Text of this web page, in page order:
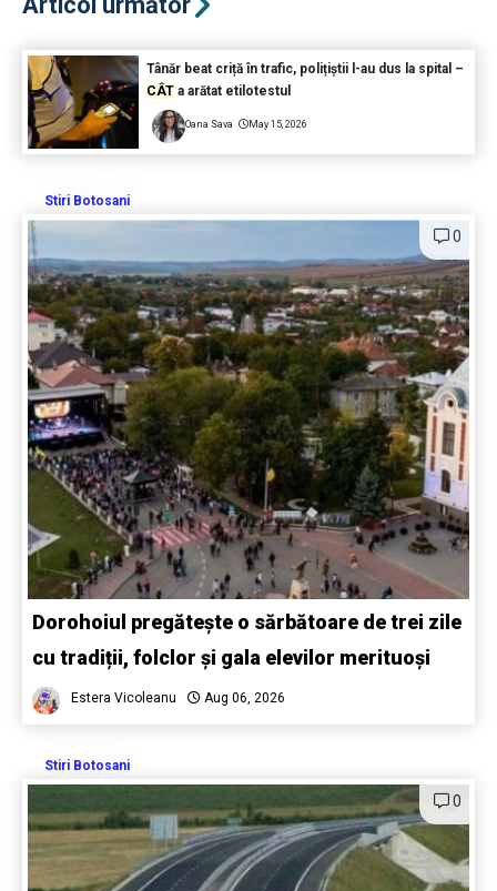
Tânăr beat criță în trafic, polițiștii l-au dus la spital –
CÂTa arătat etilotestul
Oana Sava May 15, 2026
Stiri Botosani
0
Dorohoiul pregătește o sărbătoare de trei zile
cu tradiții, folclor și gala elevilor merituoși
Estera Vicoleanu Aug 06, 2026
Stiri Botosani
0